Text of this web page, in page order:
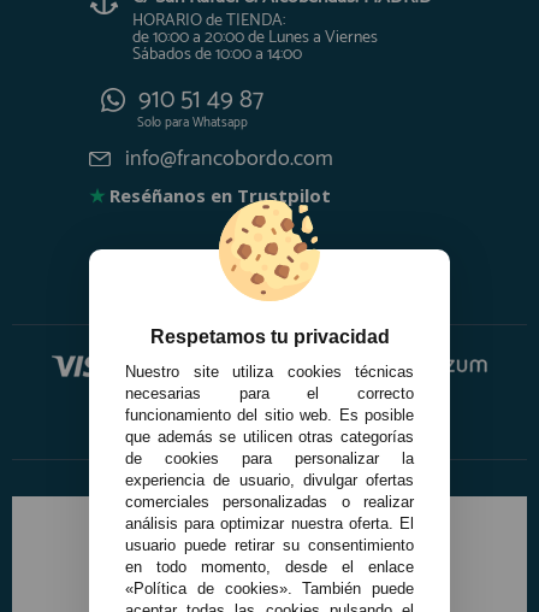
HORARIO de TIENDA:
de 10:00 a 20:00 de Lunes a Viernes
Sábados de 10:00 a 14:00
910 51 49 87
Solo paraWhatsapp
info@francobordo.com
★ Reséñanos en Trustpilot
Respetamos tu privacidad
Nuestro site utiliza cookies técnicas
necesarias para el correcto
funcionamiento del sitio web. Es posible
que además se utilicen otras categorías
de cookies para personalizar la
experiencia de usuario, divulgar ofertas
comerciales personalizadas o realizar
análisis para optimizar nuestra oferta. El
usuario puede retirar su consentimiento
en todo momento, desde el enlace
«Política de cookies». También puede